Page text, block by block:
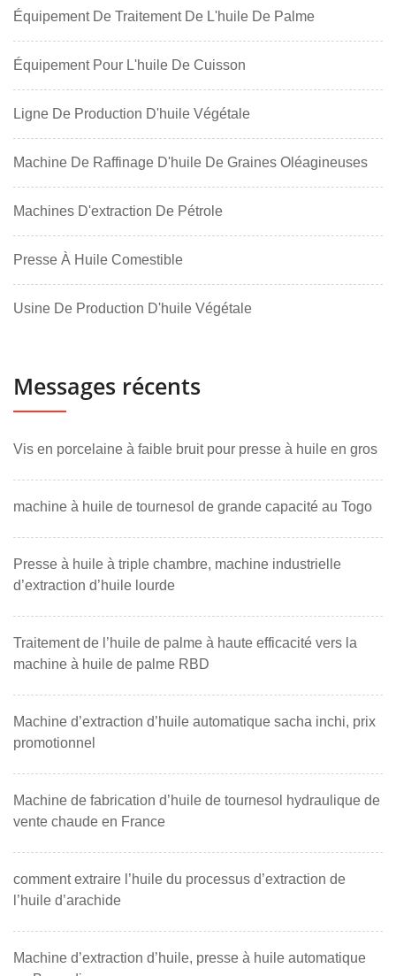
Équipement De Traitement De L'huile De Palme
Équipement Pour L'huile De Cuisson
Ligne De Production D'huile Végétale
Machine De Raffinage D'huile De Graines Oléagineuses
Machines D'extraction De Pétrole
Presse À Huile Comestible
Usine De Production D'huile Végétale
Messages récents
Vis en porcelaine à faible bruit pour presse à huile en gros
machine à huile de tournesol de grande capacité au Togo
Presse à huile à triple chambre, machine industrielle
d’extraction d’huile lourde
Traitement de l’huile de palme à haute efficacité vers la
machine à huile de palme RBD
Machine d’extraction d’huile automatique sacha inchi, prix
promotionnel
Machine de fabrication d’huile de tournesol hydraulique de
vente chaude en France
comment extraire l’huile du processus d’extraction de
l’huile d’arachide
Machine d’extraction d’huile, presse à huile automatique